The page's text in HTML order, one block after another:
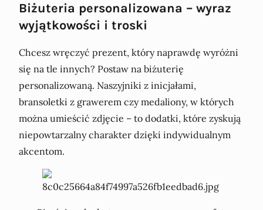
Biżuteria personalizowana – wyraz
wyjątkowości i troski
Chcesz wręczyć prezent, który naprawdę wyróżni
się na tle innych? Postaw na biżuterię
personalizowaną. Naszyjniki z inicjałami,
bransoletki z grawerem czy medaliony, w których
można umieścić zdjęcie – to dodatki, które zyskują
niepowtarzalny charakter dzięki indywidualnym
akcentom.